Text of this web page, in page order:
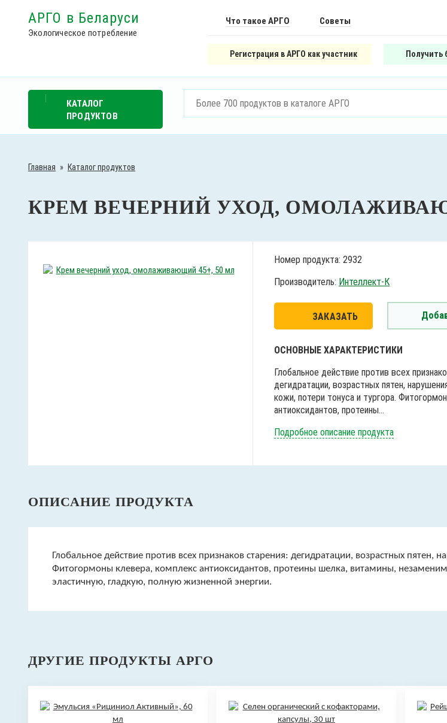
АРГО в Беларуси
Экологическое потребление
Что такое АРГО Советы
Регистрация в АРГО как участник Получить
КАТАЛОГ
ПРОДУКТОВ
Главная » Каталог продуктов
КРЕМ ВЕЧЕРНИЙ УХОД,
Номер продукта: 2932
Производитель: Интеллект-К
ЗАКАЗАТЬ
ОСНОВНЫЕ ХАРАКТЕРИСТИКИ
Глобальное действие против всех
дегидратации, возрастных пятен,
кожи, потери тонуса и тургора.
антиоксидантов, протеины...
Подробное описание продукта
ОПИСАНИЕ ПРОДУКТА
Глобальное действие против всех признаков старения: дегидратации, возрастных
Фитогормоны клевера, комплекс антиоксидантов, протеины шелка, витамины,
эластичную, гладкую, полную жизненной энергии.
ДРУГИЕ ПРОДУКТЫ АРГО